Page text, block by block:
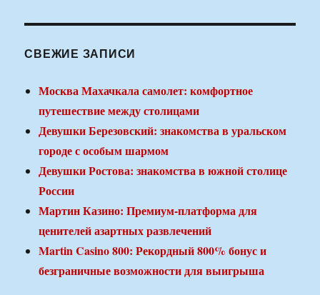
СВЕЖИЕ ЗАПИСИ
Москва Махачкала самолет: комфортное
путешествие между столицами
Девушки Березовский: знакомства в уральском
городе с особым шармом
Девушки Ростова: знакомства в южной столице
России
Мартин Казино: Премиум-платформа для
ценителей азартных развлечений
Martin Casino 800: Рекордный 800% бонус и
безграничные возможности для выигрыша